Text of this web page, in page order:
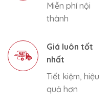
Miễn phí nội
thành
Giá luôn tốt
nhất
Tiết kiệm, hiệu
quả hơn